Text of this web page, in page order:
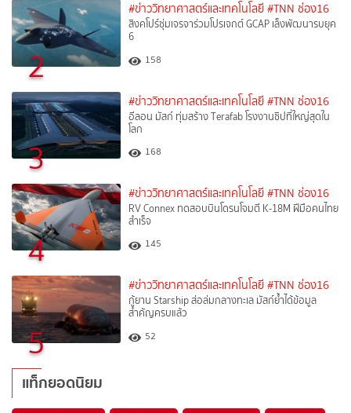
2
#ข่าววิทยาศาสตร์และเทคโนโลยี #TNN ช่อง16
สิงคโปร์ซุ่มเจรจาร่วมโปรเจกต์ GCAP เล็งพัฒนารบยุค
6
158
3
#ข่าววิทยาศาสตร์และเทคโนโลยี #TNN ช่อง16
อีลอน มัสก์ ทุ่มสร้าง Terafab โรงงานชิปที่ใหญ่สุดใน
โลก
168
4
#ข่าววิทยาศาสตร์และเทคโนโลยี #TNN ช่อง16
RV Connex ทดสอบบินโดรนโจมตี K-18M ฝีมือคนไทย
สำเร็จ
145
5
#ข่าววิทยาศาสตร์และเทคโนโลยี #TNN ช่อง16
กู้ยาน Starship ส่อล่มกลางทะเล มัสก์ย้ำได้ข้อมูล
สำคัญครบแล้ว
52
แท็กยอดนิยม